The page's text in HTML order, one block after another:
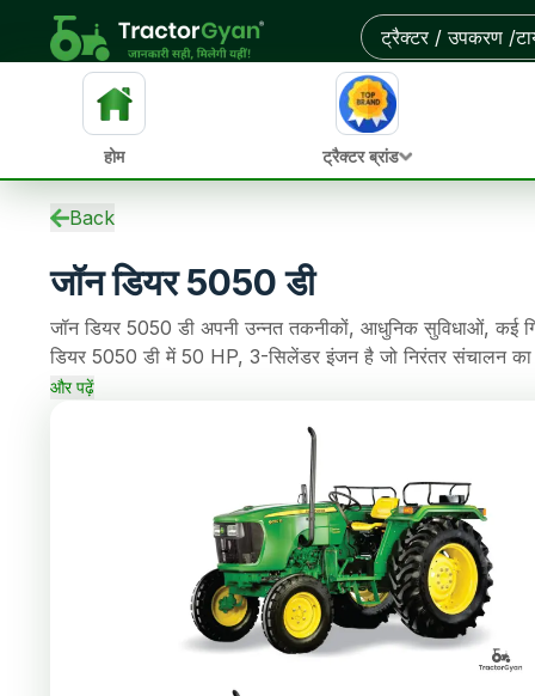
स्पेसिफिकेशन
पुराने ट्रैक्टर
समीक्षाएं
होम ट्रैक्टर ब्रांड
Back
जॉन डियर 5050 डी
जॉन डियर 5050 डी अपनी उन्नत तकनीकों, आधुनिक सुविधाओं, कई
डियर 5050 डी में 50 HP, 3-सिलेंडर इंजन है जो निरंतर संचालन
Single / Dual Clutch क्लच है, जो खेती के कामों को आसान
और पढ़ें
आस-पास के डीलरों से ऑन-रोड कीमत और बेहतरीन डील पाएं